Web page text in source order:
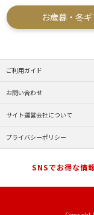
お歳暮・冬
ご利用ガイド
お問い合わせ
サイト運営会社について
プライバシーポリシー
SNSでお得な情